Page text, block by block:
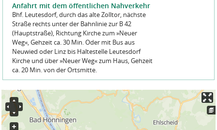
Anfahrt mit dem öffentlichen Nahverkehr
Bhf. Leutesdorf, durch das alte Zolltor, nächste
Straße rechts unter der Bahnlinie zur B 42
(Hauptstraße), Richtung Kirche zum »Neuer
Weg«, Gehzeit ca. 30 Min. Oder mit Bus aus
Neuwied oder Linz bis Haltestelle Leutesdorf
Kirche und über »Neuer Weg« zum Haus, Gehzeit
ca. 20 Min. von der Ortsmitte.